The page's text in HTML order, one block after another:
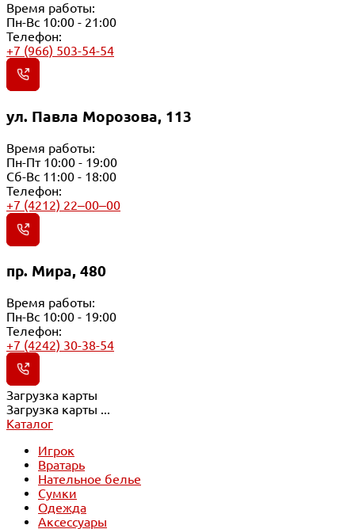
Время работы:
Пн-Вс 10:00 - 21:00
Телефон:
+7 (966) 503-54-54
ул. Павла Морозова, 113
Время работы:
Пн-Пт 10:00 - 19:00
Сб-Вс 11:00 - 18:00
Телефон:
+7 (4212) 22‒00‒00
пр. Мира, 480
Время работы:
Пн-Вс 10:00 - 19:00
Телефон:
+7 (4242) 30-38-54
Загрузка карты
Загрузка карты ...
Каталог
Игрок
Вратарь
Нательное белье
Сумки
Одежда
Аксессуары